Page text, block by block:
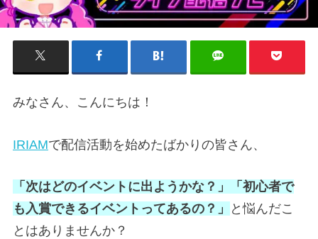
みなさん、こんにちは！
IRIAMで配信活動を始めたばかりの皆さん、
「次はどのイベントに出ようかな？」
「初心者で
も入賞できるイベントってあるの？」
と悩んだこ
とはありませんか？